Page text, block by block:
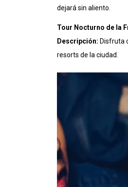
dejará sin aliento.
Tour Nocturno de la
Descripción: Disfruta
resorts de la ciudad.